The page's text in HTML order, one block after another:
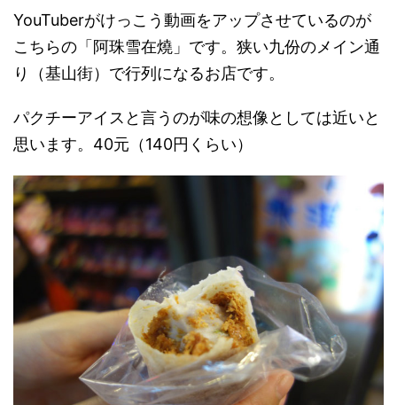
YouTuberがけっこう動画をアップさせているのが
こちらの「阿珠雪在燒」です。狭い九份のメイン通
り（基山街）で行列になるお店です。
パクチーアイスと言うのが味の想像としては近いと
思います。40元（140円くらい）